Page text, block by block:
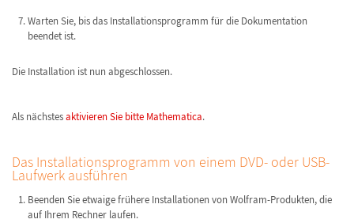
Warten Sie, bis das Installationsprogramm für die Dokumentation
beendet ist.
Die Installation ist nun abgeschlossen.
Als nächstesaktivieren Sie bitte Mathematica.
Das Installationsprogramm von einem DVD- oder USB-
Laufwerk ausführen
Beenden Sie etwaige frühere Installationen von Wolfram-Produkten, die
auf Ihrem Rechner laufen.